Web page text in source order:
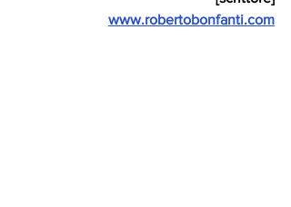
www.robertobonfanti.com